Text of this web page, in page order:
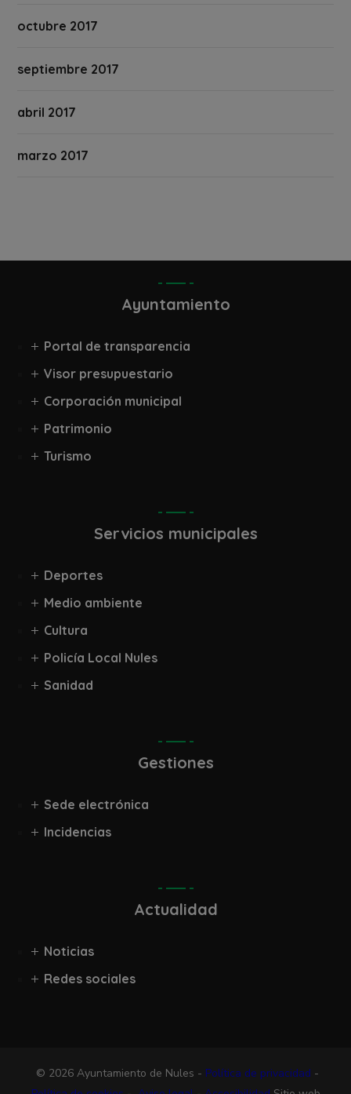
octubre 2017
septiembre 2017
abril 2017
marzo 2017
Ayuntamiento
Portal de transparencia
Visor presupuestario
Corporación municipal
Patrimonio
Turismo
Servicios municipales
Deportes
Medio ambiente
Cultura
Policía Local Nules
Sanidad
Gestiones
Sede electrónica
Incidencias
Actualidad
Noticias
Redes sociales
© 2026 Ayuntamiento de Nules - Política de privacidad -